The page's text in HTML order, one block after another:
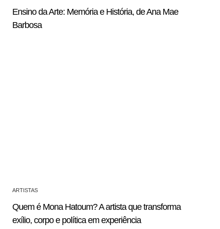
Ensino da Arte: Memória e História, de Ana Mae
Barbosa
ARTISTAS
Quem é Mona Hatoum? A artista que transforma
exílio, corpo e política em experiência